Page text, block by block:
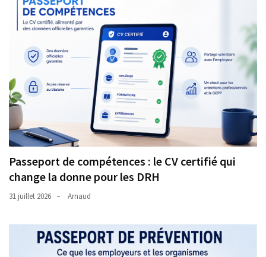
Passeport de compétences : le CV certifié qui
change la donne pour les DRH
31 juillet 2026 Arnaud